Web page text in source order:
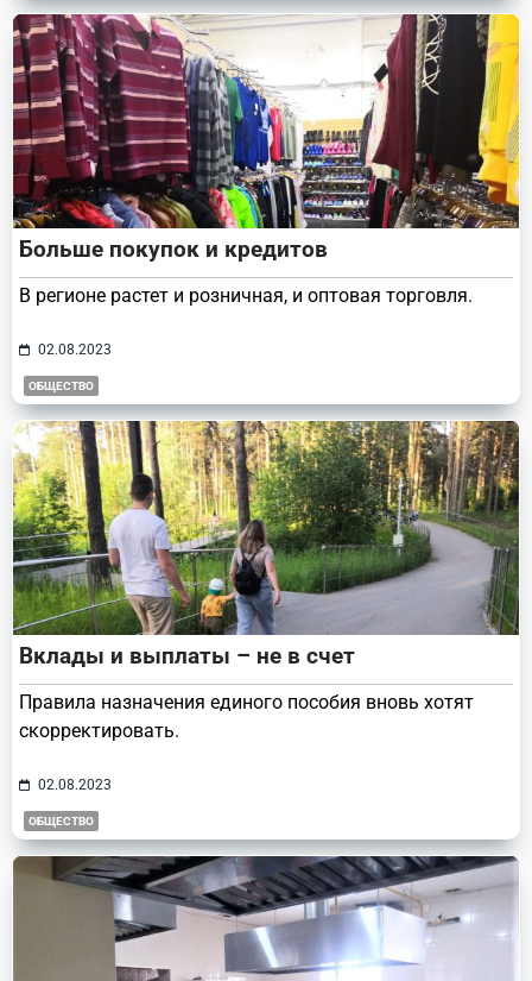
Больше покупок и кредитов
В регионе растет и розничная, и оптовая торговля.
02.08.2023
ОБЩЕСТВО
Вклады и выплаты – не в счет
Правила назначения единого пособия вновь хотят
скорректировать.
02.08.2023
ОБЩЕСТВО